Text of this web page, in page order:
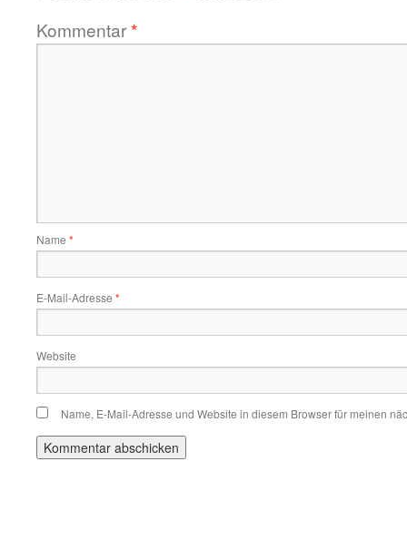
Kommentar*
Name *
E-Mail-Adresse *
Website
Name, E-Mail-Adresse und Website in diesem Browser für meinen